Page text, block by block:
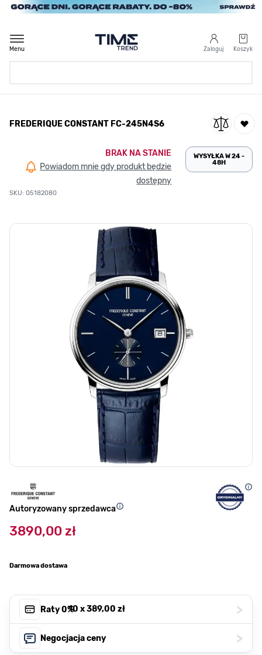
Przejdź do treści
Zaloguj Koszyk
Menu
/
FREDERIQUE CONSTANT FC-245N4S6
FREDERIQUE CONSTANT FC-245N4S6
BRAK NA STANIE
Powiadom mnie gdy produkt będzie
dostępny
SKU: 05182080
WYSYŁKA W 24 -
48H
Autoryzowany sprzedawca
3890,00 zł
Darmowa dostawa
Raty 0%, 10 x389,00 zł >
Negocjacja ceny >